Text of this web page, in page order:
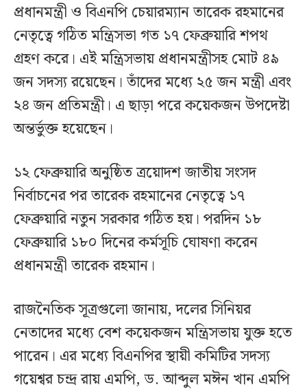
প্রধানমন্ত্রী ও বিএনপি চেয়ারম্যান তারেক রহমানের
নেতৃত্বে গঠিত মন্ত্রিসভা গত ১৭ ফেব্রুয়ারি শপথ
গ্রহণ করে। এই মন্ত্রিসভায় প্রধানমন্ত্রীসহ মোট ৪৯
জন সদস্য রয়েছেন। তাঁদের মধ্যে ২৫ জন মন্ত্রী এবং
২৪ জন প্রতিমন্ত্রী। এ ছাড়া পরে কয়েকজন উপদেষ্টা
অন্তর্ভুক্ত হয়েছেন।
১২ ফেব্রুয়ারি অনুষ্ঠিত ত্রয়োদশ জাতীয় সংসদ
নির্বাচনের পর তারেক রহমানের নেতৃত্বে ১৭
ফেব্রুয়ারি নতুন সরকার গঠিত হয়। পরদিন ১৮
ফেব্রুয়ারি ১৮০ দিনের কর্মসূচি ঘোষণা করেন
প্রধানমন্ত্রী তারেক রহমান।
রাজনৈতিক সূত্রগুলো জানায়, দলের সিনিয়র
নেতাদের মধ্যে বেশ কয়েকজন মন্ত্রিসভায় যুক্ত হতে
পারেন। এর মধ্যে বিএনপির স্থায়ী কমিটির সদস্য
গয়েশ্বর চন্দ্র রায় এমপি, ড. আব্দুল মঈন খান এমপি